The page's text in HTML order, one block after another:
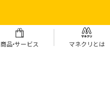
商品・サービス マネクリとは